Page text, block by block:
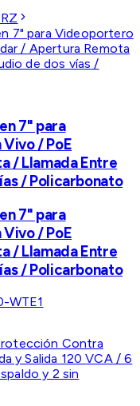
7" para
/ PoE
/ Llamada Entre
/ Policarbonato
7" para
/ PoE
/ Llamada Entre
/ Policarbonato
WTE1